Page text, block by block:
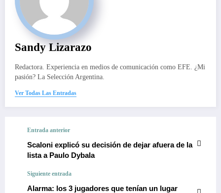
Sandy Lizarazo
Redactora. Experiencia en medios de comunicación como EFE. ¿Mi
pasión? La Selección Argentina.
Ver Todas Las Entradas
Entrada anterior
Scaloni explicó su decisión de dejar afuera de la
lista a Paulo Dybala
Siguiente entrada
Alarma: los 3 jugadores que tenían un lugar